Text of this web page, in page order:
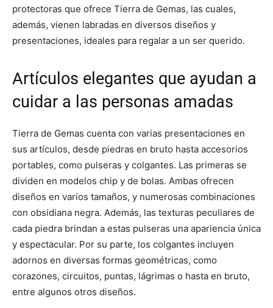
protectoras que ofrece Tierra de Gemas, las cuales,
además, vienen labradas en diversos diseños y
presentaciones, ideales para regalar a un ser querido.
Artículos elegantes que ayudan a
cuidar a las personas amadas
Tierra de Gemas cuenta con varias presentaciones en
sus artículos, desde piedras en bruto hasta accesorios
portables, como pulseras y colgantes. Las primeras se
dividen en modelos chip y de bolas. Ambas ofrecen
diseños en varios tamaños, y numerosas combinaciones
con obsidiana negra. Además, las texturas peculiares de
cada piedra brindan a estas pulseras una apariencia única
y espectacular. Por su parte, los colgantes incluyen
adornos en diversas formas geométricas, como
corazones, circuitos, puntas, lágrimas o hasta en bruto,
entre algunos otros diseños.